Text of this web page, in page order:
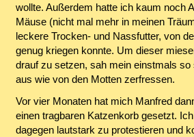
wollte. Außerdem hatte ich kaum noch
Mäuse (nicht mal mehr in meinen
leckere Trocken- und Nassfutter, von
genug kriegen konnte. Um dieser
drauf zu setzen, sah mein einstmals so
aus wie von den Motten zerfressen.
Vor vier Monaten hat mich Manfred
einen tragbaren Katzenkorb gesetzt.
dagegen lautstark zu protestieren und